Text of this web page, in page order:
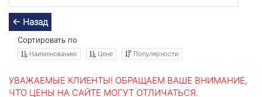
← Назад
Сортировать по
Наименованию Цене Популярности
УВАЖАЕМЫЕ КЛИЕНТЫ! ОБРАЩАЕМ ВАШЕ ВНИМАНИЕ,
ЧТО ЦЕНЫ НА САЙТЕ МОГУТ ОТЛИЧАТЬСЯ.